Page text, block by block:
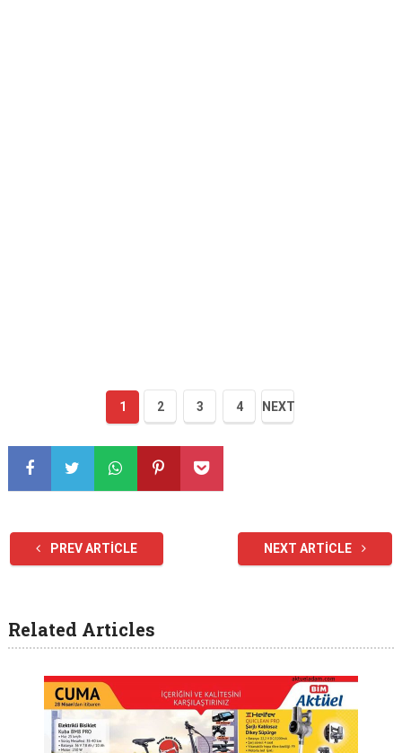
1 2 3 4 NEXT
PREV ARTICLE NEXT ARTICLE
Related Articles